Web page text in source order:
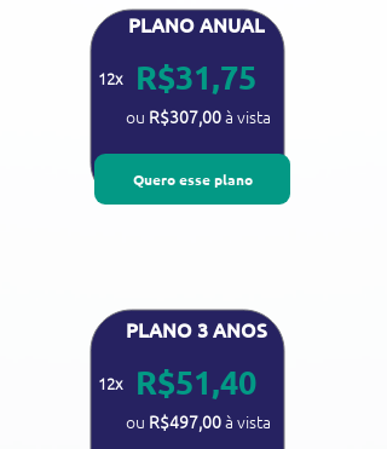
12x R$31,75
ou​​ R$307,00à vista
PLANO ANUAL
Quero esse plano
12x R$51,40
ou​​ R$497,00à vista
PLANO 3 ANOS